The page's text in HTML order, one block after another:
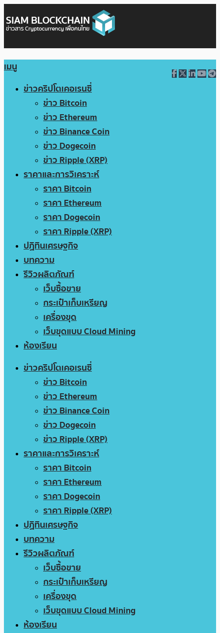
เมนู
ข่าวคริปโตเคอเรนซี่
ข่าว Bitcoin
ข่าว Ethereum
ข่าว Binance Coin
ข่าว Dogecoin
ข่าว Ripple (XRP)
ราคาและการวิเคราะห์
ราคา Bitcoin
ราคา Ethereum
ราคา Dogecoin
ราคา Ripple (XRP)
ปฏิทินเศรษฐกิจ
บทความ
รีวิวผลิตภัณฑ์
เว็บซื้อขาย
กระเป๋าเก็บเหรียญ
เครื่องขุด
เว็บขุดแบบ Cloud Mining
ห้องเรียน
ข่าวคริปโตเคอเรนซี่
ข่าว Bitcoin
ข่าว Ethereum
ข่าว Binance Coin
ข่าว Dogecoin
ข่าว Ripple (XRP)
ราคาและการวิเคราะห์
ราคา Bitcoin
ราคา Ethereum
ราคา Dogecoin
ราคา Ripple (XRP)
ปฏิทินเศรษฐกิจ
บทความ
รีวิวผลิตภัณฑ์
เว็บซื้อขาย
กระเป๋าเก็บเหรียญ
เครื่องขุด
เว็บขุดแบบ Cloud Mining
ห้องเรียน